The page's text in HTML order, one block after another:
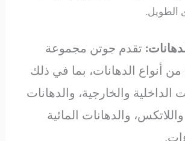
الطويل.
تقدم جوتن مجموعة
من أنواع الدهانات، بما في ذلك
الداخلية والخارجية، والدهانات
واللاتكس، والدهانات المائية